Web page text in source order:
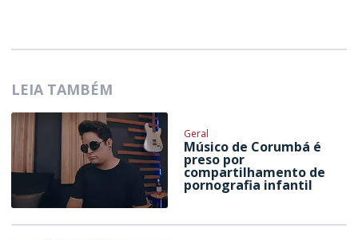
LEIA TAMBÉM
Geral
Músico de Corumbá é
preso por
compartilhamento de
pornografia infantil